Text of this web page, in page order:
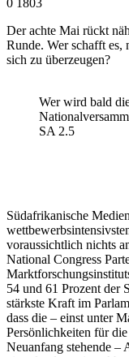
Der achte Mai rückt
Runde. Wer schafft es,
sich zu überzeugen?
Wer wird bald
SA 2.5
Südafrikanische
voraussichtlich nichts
National Congress
54 und 61 Prozent der
stärkste Kraft im
dass die – einst unter
Persönlichkeiten für
Neuanfang stehende